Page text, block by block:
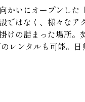
かいにオープンした
ではなく、様々なア
けの詰まった場所。
レンタルも可能。日